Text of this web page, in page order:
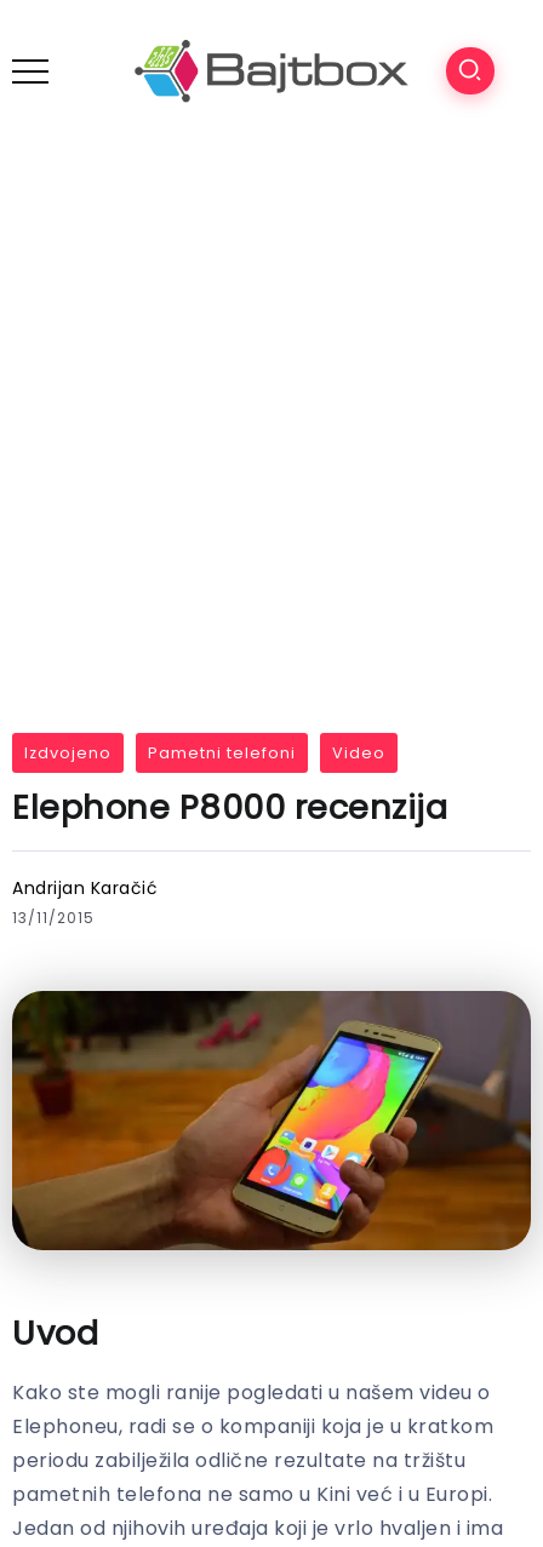
Izdvojeno Pametni telefoni Video
Elephone P8000 recenzija
Andrijan Karačić
13/11/2015
Uvod
Kako ste mogli ranije pogledati u našem videu o
Elephoneu, radi se o kompaniji koja je u kratkom
periodu zabilježila odlične rezultate na tržištu
pametnih telefona ne samo u Kini već i u Europi.
Jedan od njihovih uređaja koji je vrlo hvaljen i ima